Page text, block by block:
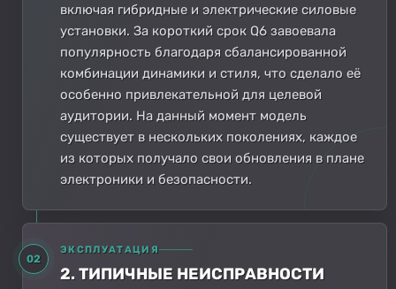
включая гибридные и электрические силовые
установки. За короткий срок Q6 завоевала
популярность благодаря сбалансированной
комбинации динамики и стиля, что сделало её
особенно привлекательной для целевой
аудитории. На данный момент модель
существует в нескольких поколениях, каждое
из которых получало свои обновления в плане
электроники и безопасности.
02
ЭКСПЛУАТАЦИЯ
2. ТИПИЧНЫЕ НЕИСПРАВНОСТИ